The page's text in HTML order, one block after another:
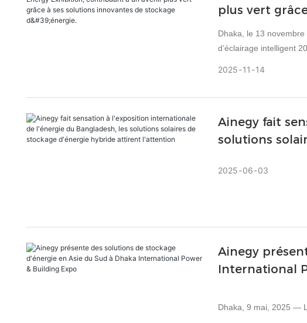
clientèle locale et
plus vert
Dhaka, le 13
d’éclairage intelligent
2025 11 14
Ainegy fait
solutions
2025 06 03
Ainegy
International
Dhaka, 9 mai, 2025 —